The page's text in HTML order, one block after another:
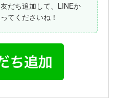
だち追加して、LINEか
てくださいね！